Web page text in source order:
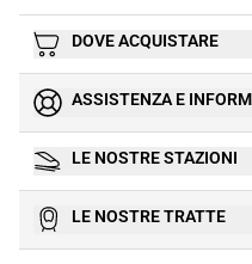
DOVE ACQUISTARE
ASSISTENZA E
LE NOSTRE STAZIONI
LE NOSTRE TRATTE